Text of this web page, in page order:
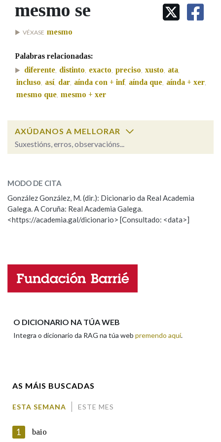
IDENTIDADE CORPORATIVA
MARCIAL DEL ADALID
FIGURAS HOMENAXEADAS
PORTAL DAS PALABRAS
Facebook
TwitterYoutubeInstagram
Bluesky
BUSCAR NOS LEMAS
Comeza por
Remata por
BUSCAR NO CONTIDO
Nos exemplos
OUTRAS OPCIÓNS DE BUSCA
mesmo se
VÉXASE mesmo
Palabras relacionadas:
diferente, distinto, exacto, preciso, xusto, ata,
incluso, así, dar, aínda con + inf, aínda que, aínda + xer,
mesmo que, mesmo + xer
AXÚDANOS A MELLORAR
Suxestións, erros, observacións...
ESCOLLE UNHA OPCIÓN:
Observación Hai un erro na palabra
Propoño mellorar a definición
Nome
MODO DE CITA
González González, M. (dir.): Dicionario da Real Academia
Galega. A Coruña: Real Academia Galega.
<https://academia.gal/dicionario> [Consultado: <data>]
O DICIONARIO NA TÚA WEB
Integra o dicionario da RAG na túa web premendo aquí.
AS MÁIS BUSCADAS
ESTA SEMANA ESTE MES
1 baio